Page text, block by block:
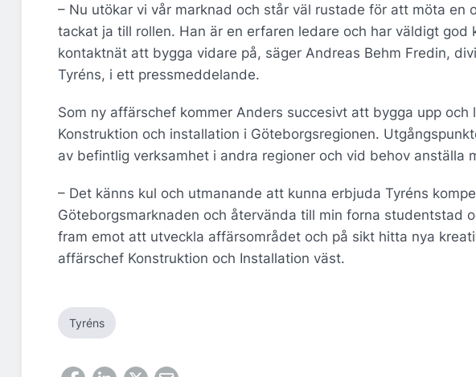
– Nu utökar vi vår marknad och står väl rustade för att möta en
tackat ja till rollen. Han är en erfaren ledare och har väldigt
kontaktnät att bygga vidare på, säger Andreas Behm Fredin,
Tyréns, i ett pressmeddelande.
Som ny affärschef kommer Anders succesivt att bygga upp
Konstruktion och installation i Göteborgsregionen.
av befintlig verksamhet i andra regioner och vid behov anställa
– Det känns kul och utmanande att kunna erbjuda Tyréns
Göteborgsmarknaden och återvända till min forna studentstad
fram emot att utveckla affärsområdet och på sikt hitta nya
affärschef Konstruktion och Installation väst.
Tyréns